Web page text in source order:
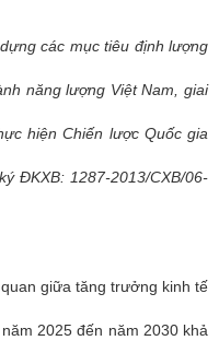
các mục tiêu định lượng
năng lượng Việt Nam, giai
hiện Chiến lược Quốc gia
ĐKXB: 1287-2013/CXB/06-
giữa tăng trưởng kinh tế
2025 đến năm 2030 khả